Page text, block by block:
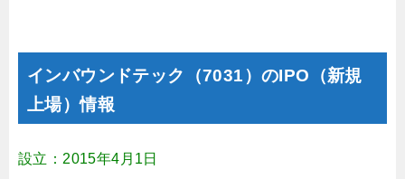
インバウンドテック（7031）のIPO（新規
上場）情報
設立：2015年4月1日